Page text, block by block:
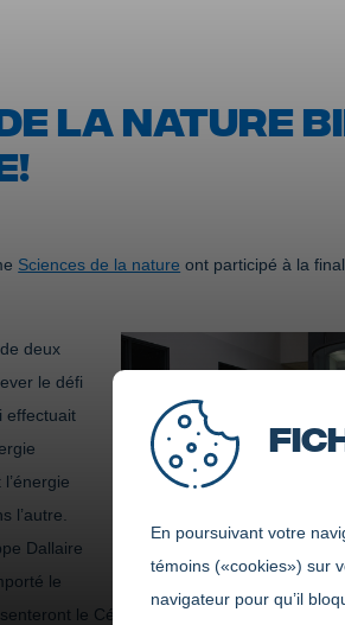
En poursuivant votre
témoins («cookies») sur
navigateur pour qu’il
LA NATURE
Sciences de la nature ont participé à la
deux
le défi
effectuait
l’autre.
Dallaire
le
le Cégep de Jonquière lors de la